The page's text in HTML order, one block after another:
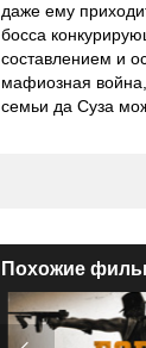
даже ему
босса
составлением и
мафиозная
семьи да Суза
Похожие